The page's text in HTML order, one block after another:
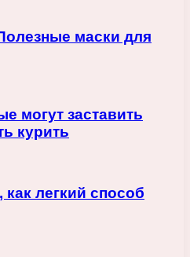
маски для
могут заставить
курить
легкий способ